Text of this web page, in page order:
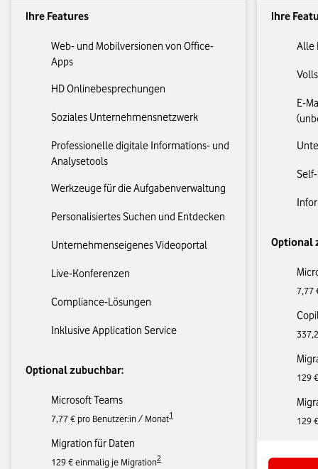
Ihre Features
Web- und Mobilversionen von Office-
Apps
HD Onlinebesprechungen
Soziales Unternehmensnetzwerk
Professionelle digitale Informations- und
Analysetools
Werkzeuge für die Aufgabenverwaltung
Personalisiertes Suchen und Entdecken
Unternehmenseigenes Videoportal
Live-Konferenzen
Compliance-Lösungen
Inklusive Application Service​
Optional zubuchbar:
Microsoft Teams
7,77 € pro Benutzer:in / Monat1
Migration für Daten
129 € einmalig je Migration2
Ihre
Alle
E-
Optional
7,77
129
129